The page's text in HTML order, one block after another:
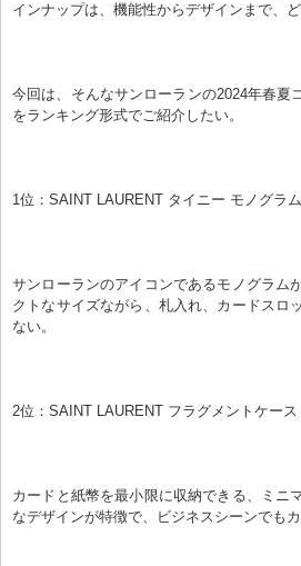
インナップは、機能性からデザインまで、
今回は、そんなサンローランの2024年春
をランキング形式でご紹介したい。
1位：SAINT LAURENT タイニー モノグラ
サンローランのアイコンであるモノグラム
クトなサイズながら、札入れ、カードスロ
ない。
2位：SAINT LAURENT フラグメントケー
カードと紙幣を最小限に収納できる、ミニ
なデザインが特徴で、ビジネスシーンでも